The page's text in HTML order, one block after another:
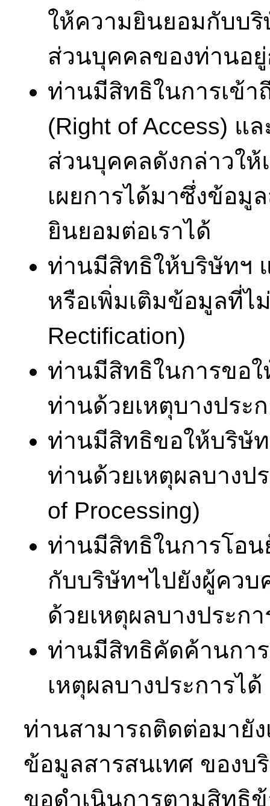
ให้ความยินยอมกับบริ
ส่วนบุคคลของท่านอ
ท่านมีสิทธิในการเข้
(Right of Access) แ
ส่วนบุคคลดังกล่าวใ
เผยการได้มาซึ่งข้อ
ยินยอมต่อเราได้
ท่านมีสิทธิให้บริษัทฯ
หรือเพิ่มเติมข้อมูลที่ไ
Rectification)
ท่านมีสิทธิในการขอ
ท่านด้วยเหตุบางประ
ท่านมีสิทธิขอให้บริษั
ท่านด้วยเหตุผลบางป
of Processing)
ท่านมีสิทธิในการโอ
กับบริษัทฯไปยังผู้คว
ด้วยเหตุผลบางประก
ท่านมีสิทธิคัดค้านกา
เหตุผลบางประการไ
ท่านสามารถติดต่อมายัง
ข้อมูลสารสนเทศ ของบ
ขอดำเนินการตามสิทธิ